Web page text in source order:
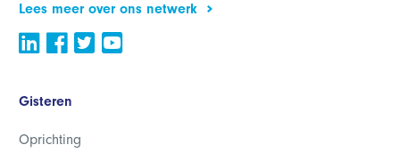
Lees meer over ons netwerk
Gisteren
Oprichting